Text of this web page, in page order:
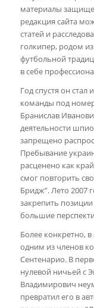
материалы
редакция сайта
статей и
голкипер, родом
футбольной
в себе
Год спустя он
команды под
Бранислав
деятельности
запрещено
Пребывание
расценено как
смог повторить
Бридж”. Лето 2007
закрепить
большие
Более конкретно,
одним из членов
Сентенарио. В
нулевой ничьей с
Владимирович
превратил его в